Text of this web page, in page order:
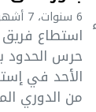
6 سنوات، 7 أشهر ago
استطاع
حرس
الأحد في
من الدوري